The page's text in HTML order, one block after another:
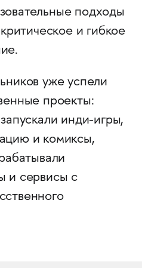
подходы
и гибкое
уже успели
проекты:
инди-игры,
и комиксы,
и сервисы с